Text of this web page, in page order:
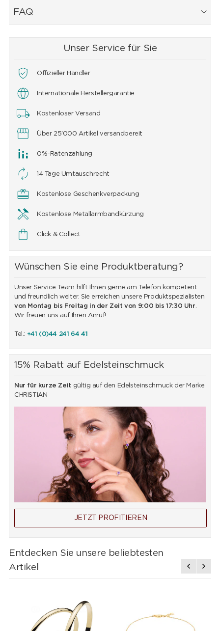
FAQ
Unser Service für Sie
Offizieller Händler
Internationale Herstellergarantie
Kostenloser Versand
Über 25'000 Artikel versandbereit
0%-Ratenzahlung
14 Tage Umtauschrecht
Kostenlose Geschenkverpackung
Kostenlose Metallarmbandkürzung
Click & Collect
Wünschen Sie eine Produktberatung?
Unser Service Team hilft Ihnen gerne am Telefon kompetent
und freundlich weiter. Sie erreichen unsere Produktspezialisten
von Montag bis Freitag in der Zeit von 9:00 bis 17:30 Uhr.
Wir freuen uns auf Ihren Anruf!
Tel.: +41 (0)44 241 64 41
15% Rabatt auf Edelsteinschmuck
Nur für kurze Zeit gültig auf den Edelsteinschmuck der Marke
CHRISTIAN
JETZT PROFITIEREN
Entdecken Sie unsere beliebtesten
Artikel